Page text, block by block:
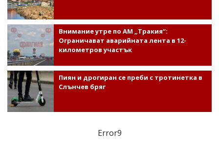
Внимание утре по АМ „Тракия“:
Ограничават аварийната лента в 12-
километров участък
Пиян и дрогиран се преби с тротинетка в
Слънчев бряг
Error9